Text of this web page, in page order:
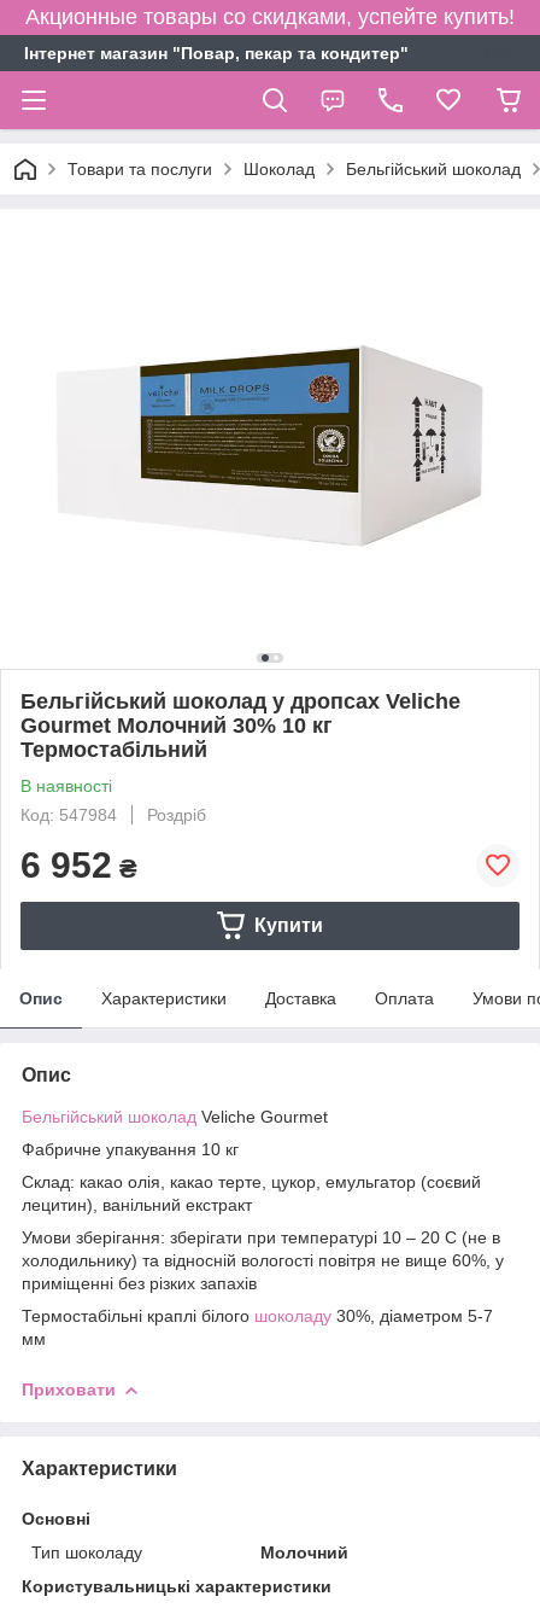
Акционные товары со скидками, успейте купить!
Інтернет магазин "Повар, пекар та кондитер"
Товари та послуги Шоколад Бельгійський шоколад
Бельгійський шоколад у дропсах Veliche
Gourmet Молочний 30% 10 кг
Термостабільний
В наявності
Код: 547984
Роздріб
6 952 ₴
Купити
Опис Характеристики Доставка Оплата Умови
Опис
Бельгійський шоколад Veliche Gourmet
Фабричне упакування 10 кг
Склад: какао олія, какао терте, цукор, емульгатор (соєвий
лецитин), ванільний екстракт
Умови зберігання: зберігати при температурі 10 – 20 С (не в
холодильнику) та відносній вологості повітря не вище 60%, у
приміщенні без різких запахів
Термостабільні краплі білого шоколаду 30%, діаметром 5-7
мм
Приховати
Характеристики
Основні
Тип шоколаду
Молочний
Користувальницькі характеристики